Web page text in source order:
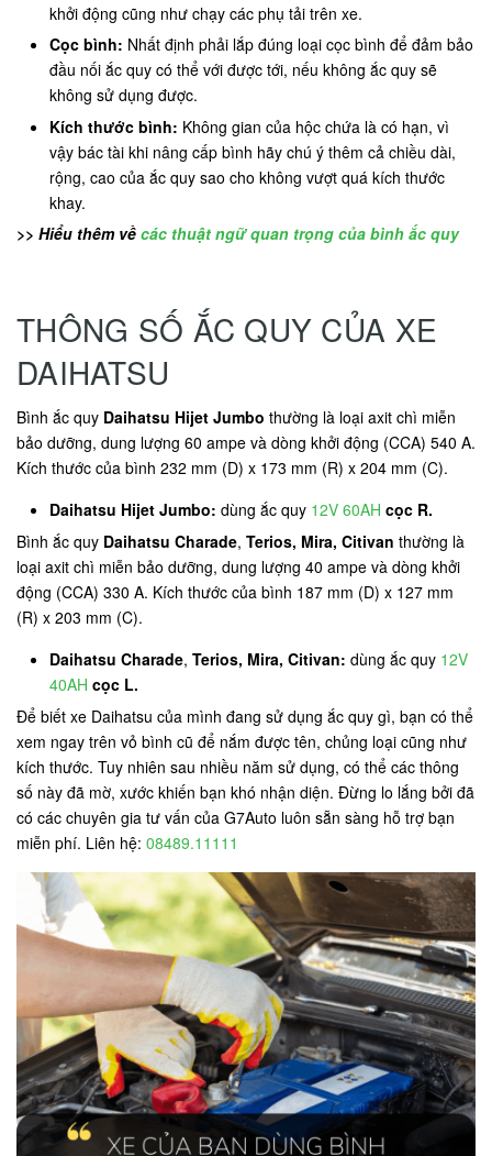
khởi động cũng như chạy các phụ tải trên xe.
Cọc bình: Nhất định phải lắp đúng loại cọc bình để đảm bảo
đầu nối ắc quy có thể với được tới, nếu không ắc quy sẽ
không sử dụng được.
Kích thước bình: Không gian của hộc chứa là có hạn, vì
vậy bác tài khi nâng cấp bình hãy chú ý thêm cả chiều dài,
rộng, cao của ắc quy sao cho không vượt quá kích thước
khay.
>> Hiểu thêm về các thuật ngữ quan trọng của bình ắc quy
THÔNG SỐ ẮC QUY CỦA XE
DAIHATSU
Bình ắc quy Daihatsu Hijet Jumbo thường là loại axit chì miễn
bảo dưỡng, dung lượng 60 ampe và dòng khởi động (CCA) 540 A.
Kích thước của bình 232 mm (D) x 173 mm (R) x 204 mm (C).
Daihatsu Hijet Jumbo: dùng ắc quy 12V 60AH cọc R.
Bình ắc quy Daihatsu Charade, Terios, Mira, Citivan thường là
loại axit chì miễn bảo dưỡng, dung lượng 40 ampe và dòng khởi
động (CCA) 330 A. Kích thước của bình 187 mm (D) x 127 mm
(R) x 203 mm (C).
Daihatsu Charade, Terios, Mira, Citivan: dùng ắc quy 12V
40AH cọc L.
Để biết xe Daihatsu của mình đang sử dụng ắc quy gì, bạn có thể
xem ngay trên vỏ bình cũ để nắm được tên, chủng loại cũng như
kích thước. Tuy nhiên sau nhiều năm sử dụng, có thể các thông
số này đã mờ, xước khiến bạn khó nhận diện. Đừng lo lắng bởi đã
có các chuyên gia tư vấn của G7Auto luôn sẵn sàng hỗ trợ bạn
miễn phí. Liên hệ: 08489.11111